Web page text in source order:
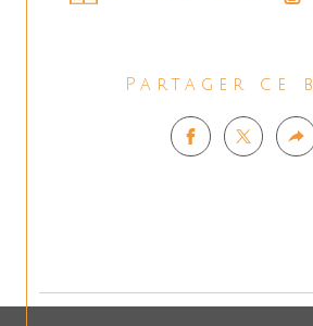
Partager ce